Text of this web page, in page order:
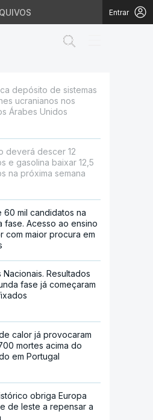
Entrar
nos
depósito de sistemas
ucranianos nos
Árabes Unidos
deverá descer 12
e gasolina baixar 12,5
na próxima semana
60 mil candidatos na
fase. Acesso ao ensino
com maior procura em
Nacionais. Resultados
fase já começaram
calor já provocaram
mortes acima do
em Portugal
obriga Europa
de leste a repensar a